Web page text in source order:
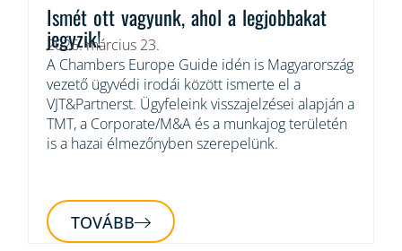
Ismét ott vagyunk, ahol a legjobbakat
jegyzik!
2026. március 23.
A Chambers Europe Guide idén is Magyarország
vezető ügyvédi irodái között ismerte el a
VJT&Partnerst. Ügyfeleink visszajelzései alapján a
TMT, a Corporate/M&A és a munkajog területén
is a hazai élmezőnyben szerepelünk.
TOVÁBB